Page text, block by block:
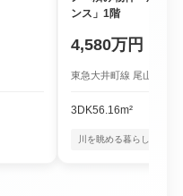
ンス」1階
4,580万円
東急大井町線 尾山台駅
3DK56.16m²
川を眺める暮らし